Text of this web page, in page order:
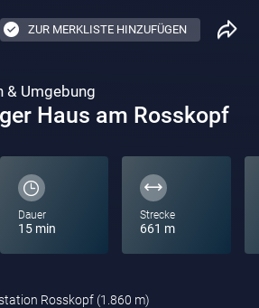
ZUR MERKLISTE HINZUFÜGEN
& Umgebung
Haus am Rosskopf
Dauer
15 min
Strecke
661 m
Rosskopf (1.860 m)